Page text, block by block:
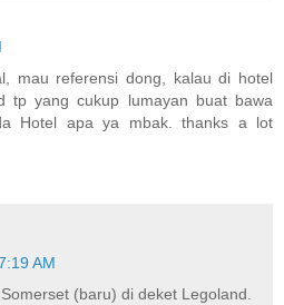
mau referensi dong, kalau di hotel
tp yang cukup lumayan buat bawa
Hotel apa ya mbak. thanks a lot
AM
(baru) di deket Legoland.